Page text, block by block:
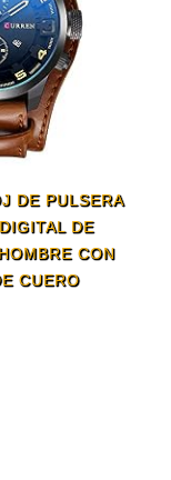
DE PULSERA
DE
CON
CUERO